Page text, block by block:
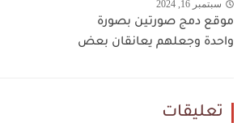
سبتمبر 16, 2024
موقع دمج صورتين بصورة
واحدة وجعلهم يعانقان بعض
تعليقات